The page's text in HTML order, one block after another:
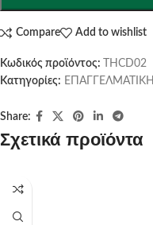
Compare Add to wishlist
Κωδικός προϊόντος:
THCD02
Κατηγορίες:
Share:
Σχετικά προϊόντα